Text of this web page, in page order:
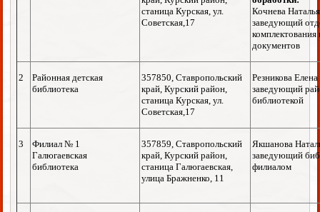
станица Курская, ул.
Советская,17
Кочнева
заведующий
документов
2
Районная детская
библиотека
357850, Ставропольский
край, Курский район,
станица Курская, ул.
Советская,17
Резникова
заведующий
библиотекой
3
Филиал № 1
Галюгаевская
библиотека
357859, Ставропольский
край, Курский район,
станица Галюгаевская,
улица Бражненко, 11
Якшанова
заведующий
филиалом